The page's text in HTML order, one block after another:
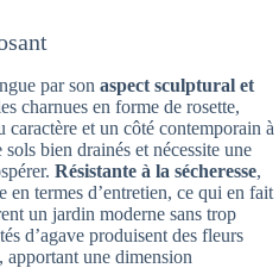
par son aspect sculptural et
charnues en forme de rosette,
caractère et un côté contemporain à
bien drainés et nécessite une
Résistante à la sécheresse,
en termes d’entretien, ce qui en fait
un jardin moderne sans trop
d’agave produisent des fleurs
apportant une dimension